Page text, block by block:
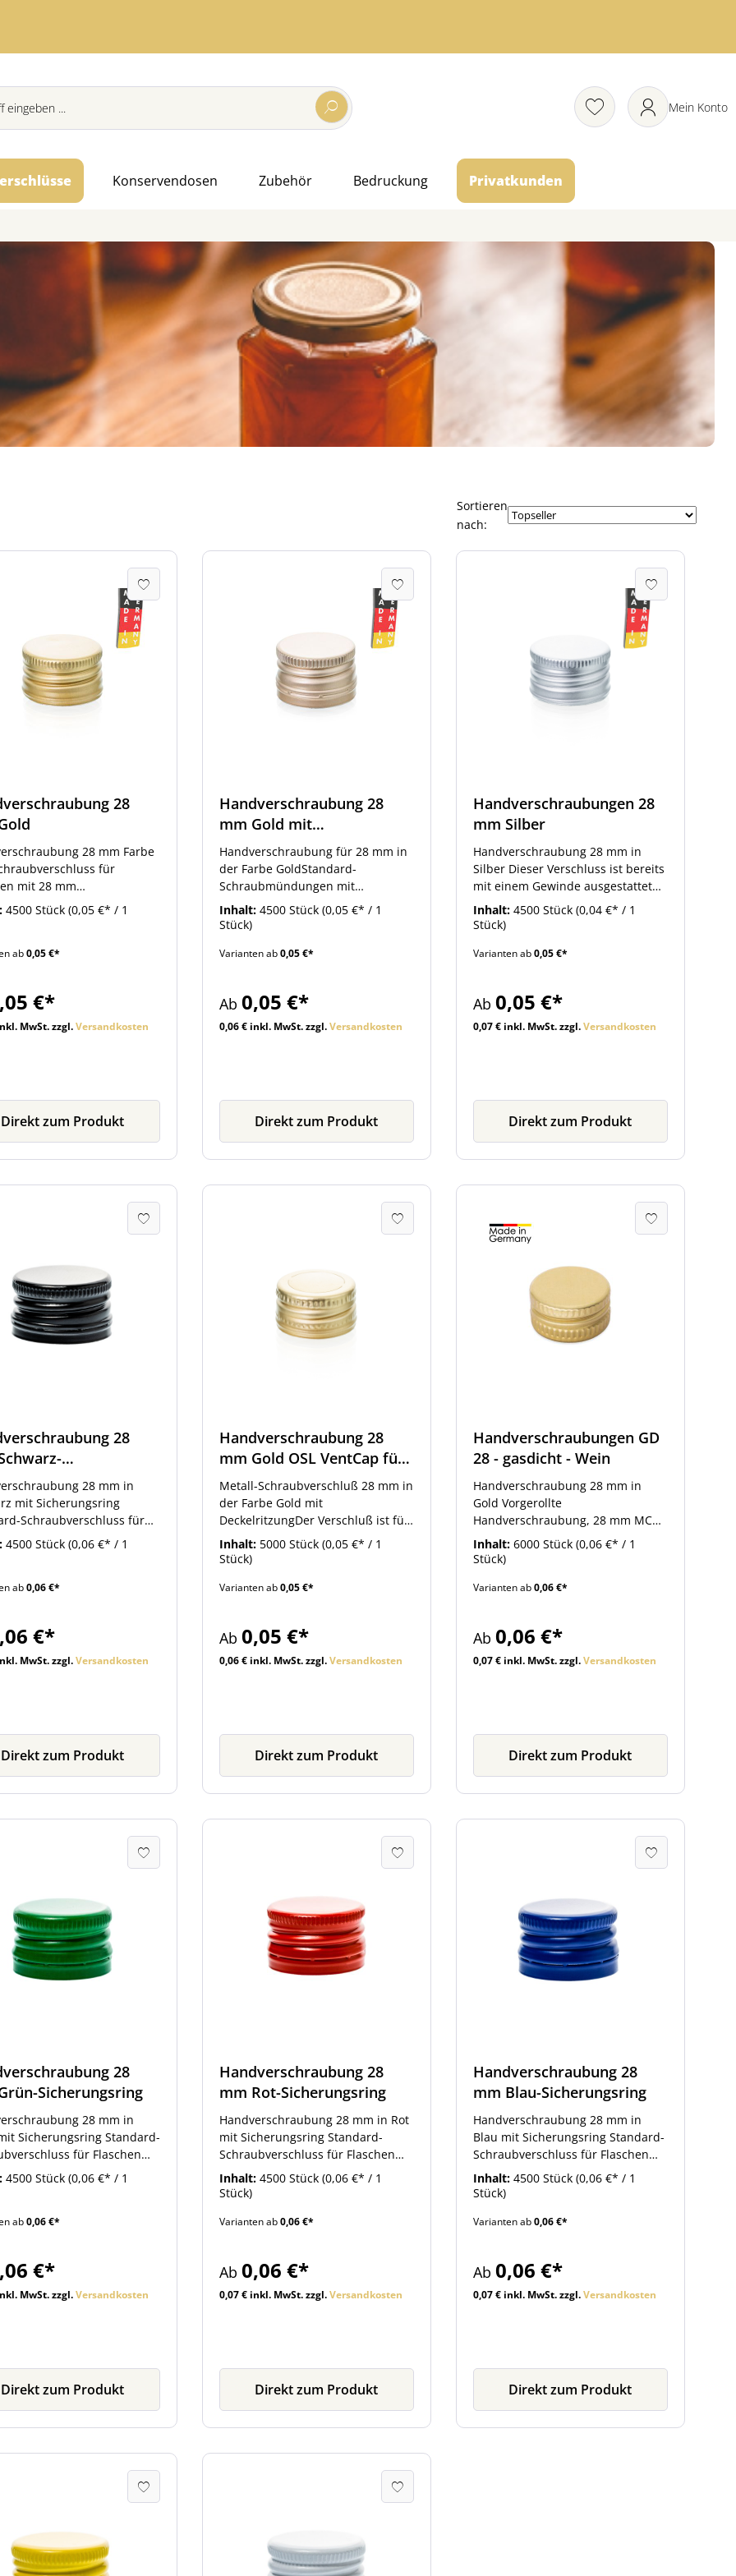
Mein Konto
Konservendosen Zubehör Bedruckung Privatkunden
Sortieren
nach:
28
28 mm Farbe
für
mit 28 mm
4500 Stück (0,05 €* / 1
ab0,05 €*
€*
MwSt. zzgl.Versandkosten
Direkt zum Produkt
Handverschraubung 28
mm Gold mit
Sicherungsring
Handverschraubung für 28 mm in
der Farbe GoldStandard-
Schraubmündungen mit
SicherungsringUm den
Sicherungsring zu befestigen,
Zubehör erhältliche Zange. Damit
Inhalt: 4500 Stück (0,05 €* / 1
Stück)
Varianten ab0,05 €*
Ab 0,05 €*
0,06 € inkl. MwSt. zzgl.Versandkosten
Direkt zum Produkt
Handverschraubungen 28
mm Silber
Handverschraubung 28 mm in
Silber Dieser Verschluss ist bereits
mit einem Gewinde ausgestattet
und ermöglicht es so, Flaschen mit
Mündung PP 28 von Hand zu
Inhalt: 4500 Stück (0,04 €* / 1
Stück)
Varianten ab0,05 €*
Ab 0,05 €*
0,07 € inkl. MwSt. zzgl.Versandkosten
Direkt zum Produkt
28
28 mm in
mit Sicherungsring
Schraubverschluss für
mit 28 mm
Mündung.
Die passenden Flaschen
4500 Stück (0,06 €* / 1
ab0,06 €*
€*
MwSt. zzgl.Versandkosten
Direkt zum Produkt
Handverschraubung 28
mm Gold OSL VentCap für
Saft
Metall-Schraubverschluß 28 mm in
der Farbe Gold mit
DeckelritzungDer Verschluß ist für
die Verarbeitung von Fruchtsäften
vorgesehen, d.h. eine
Falls es nach der Verarbeitung zu
Verschluß und entlässt den
entstandenen Überdruck, ohne
Verschließen empfehlen wir Ihnen
die Maschinenverschraubung Vacu
Vent Verschlüsse gold 28 mit der
Inhalt: 5000 Stück (0,05 €* / 1
Stück)
Varianten ab0,05 €*
Ab 0,05 €*
0,06 € inkl. MwSt. zzgl.Versandkosten
Direkt zum Produkt
Handverschraubungen GD
28 - gasdicht - Wein
Handverschraubung 28 mm in
Gold Vorgerollte
Handverschraubung, 28 mm MCA,
geeignet zur gasdichten Abfüllung
z.B. von Wein.
Inhalt: 6000 Stück (0,06 €* / 1
Stück)
Varianten ab0,06 €*
Ab 0,06 €*
0,07 € inkl. MwSt. zzgl.Versandkosten
Direkt zum Produkt
28
Sicherungsring
28 mm in
Sicherungsring Standard-
für Flaschen
Schraubverschluss-
Handverschraubung in
finden Sie, wie weitere
4500 Stück (0,06 €* / 1
ab0,06 €*
€*
MwSt. zzgl.Versandkosten
Direkt zum Produkt
Handverschraubung 28
mm Rot-Sicherungsring
Handverschraubung 28 mm in Rot
mit Sicherungsring Standard-
Schraubverschluss für Flaschen
mit 28 mm Schraubverschluss-
Mündung. Handverschraubung in
Flaschen finden Sie, wie weitere
Inhalt: 4500 Stück (0,06 €* / 1
Stück)
Varianten ab0,06 €*
Ab 0,06 €*
0,07 € inkl. MwSt. zzgl.Versandkosten
Direkt zum Produkt
Handverschraubung 28
mm Blau-Sicherungsring
Handverschraubung 28 mm in
Blau mit Sicherungsring Standard-
Schraubverschluss für Flaschen
mit 28 mm Schraubverschluss-
Mündung. Handverschraubung in
Flaschen finden Sie, wie weitere
Inhalt: 4500 Stück (0,06 €* / 1
Stück)
Varianten ab0,06 €*
Ab 0,06 €*
0,07 € inkl. MwSt. zzgl.Versandkosten
Direkt zum Produkt